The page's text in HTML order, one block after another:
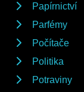
Papírnictví
Parfémy
Počítače
Politika
Potraviny